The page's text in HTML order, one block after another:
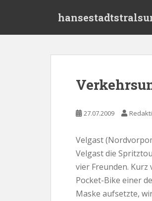
27.07.2009
Velgast
Velgast die
vier Freunden. Kurz
Pocket-Bike einer
Maske aufsetzte,